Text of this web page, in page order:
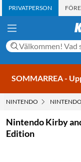
PRIVATPERSON
SOMMARREA -
NINTENDO
Nintendo Kirby
Edition